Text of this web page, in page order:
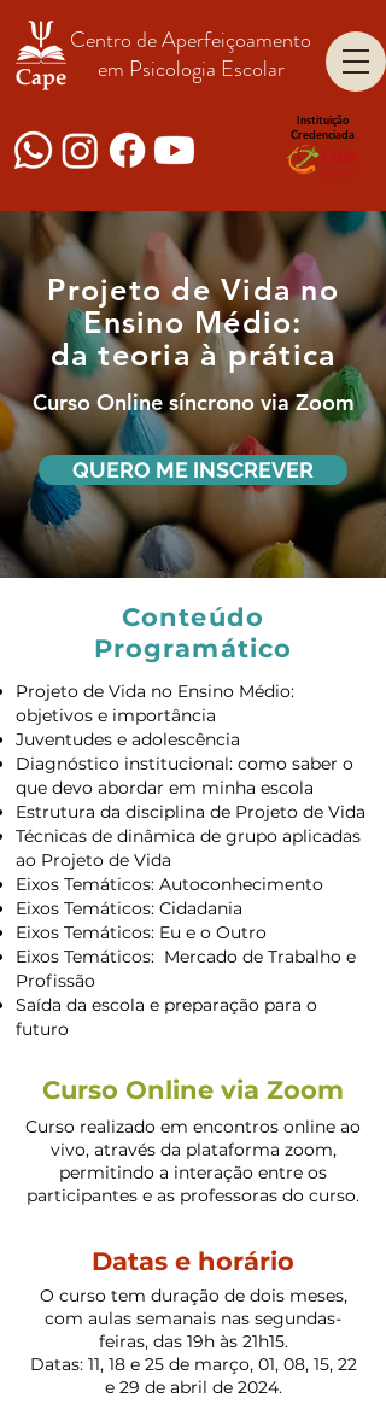
Centro de Aperfeiçoamento
em Psicologia Escolar
Instituição
Credenciada
Projeto de Vida no
Ensino Médio:
da teoria à prática
Curso Online síncrono via Zoom
QUERO ME INSCREVER
Conteúdo
Programático
Projeto de Vida no Ensino Médio:
objetivos e importância
Juventudes e adolescência
Diagnóstico institucional: como saber o
que devo abordar em minha escola
Estrutura da disciplina de Projeto de Vida
Técnicas de dinâmica de grupo aplicadas
ao Projeto de Vida
Eixos Temáticos: Autoconhecimento
Eixos Temáticos: Cidadania
Eixos Temáticos: Eu e o Outro
Eixos Temáticos: Mercado de Trabalho e
Profissão
Saída da escola e preparação para o
futuro
Curso Online via Zoom
Curso realizado em encontros online ao
vivo, através da plataforma zoom,
permitindo a interação entre os
participantes e as professoras do curso.
Datas e horário
O curso tem duração de dois meses,
com aulas semanais nas segundas-
feiras, das 19h às 21h15.
Datas: 11, 18 e 25 de março, 01, 08, 15, 22
e 29 de abril de 2024.